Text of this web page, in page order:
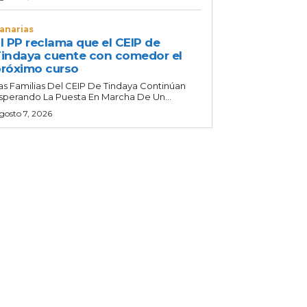
PP reclama que el CEIP de
cuente con comedor el
curso
Familias Del CEIP De Tindaya Continúan
La Puesta En Marcha De Un...
7, 2026